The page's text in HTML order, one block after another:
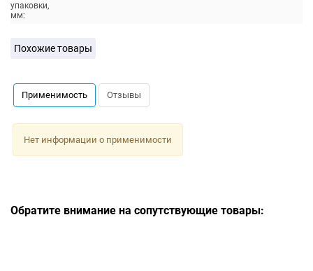
упаковки,
мм:
Похожие товары
Применимость Отзывы
Нет информации о применимости
Обратите внимание на сопутствующие товары: